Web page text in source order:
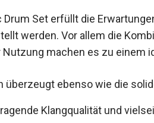
Set erfüllt die
werden. Vor allem die
machen es zu einem
überzeugt ebenso wie die
Klangqualität und